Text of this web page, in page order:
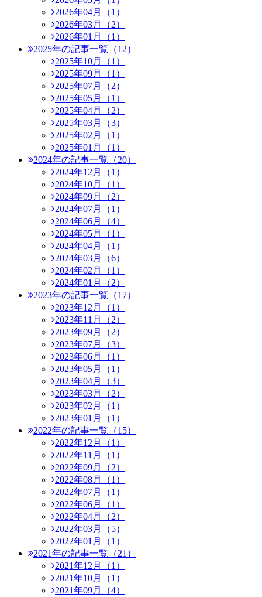
2026年04月（1）
2026年03月（2）
2026年01月（1）
2025年の記事一覧（12）
2025年10月（1）
2025年09月（1）
2025年07月（2）
2025年05月（1）
2025年04月（2）
2025年03月（3）
2025年02月（1）
2025年01月（1）
2024年の記事一覧（20）
2024年12月（1）
2024年10月（1）
2024年09月（2）
2024年07月（1）
2024年06月（4）
2024年05月（1）
2024年04月（1）
2024年03月（6）
2024年02月（1）
2024年01月（2）
2023年の記事一覧（17）
2023年12月（1）
2023年11月（2）
2023年09月（2）
2023年07月（3）
2023年06月（1）
2023年05月（1）
2023年04月（3）
2023年03月（2）
2023年02月（1）
2023年01月（1）
2022年の記事一覧（15）
2022年12月（1）
2022年11月（1）
2022年09月（2）
2022年08月（1）
2022年07月（1）
2022年06月（1）
2022年04月（2）
2022年03月（5）
2022年01月（1）
2021年の記事一覧（21）
2021年12月（1）
2021年10月（1）
2021年09月（4）